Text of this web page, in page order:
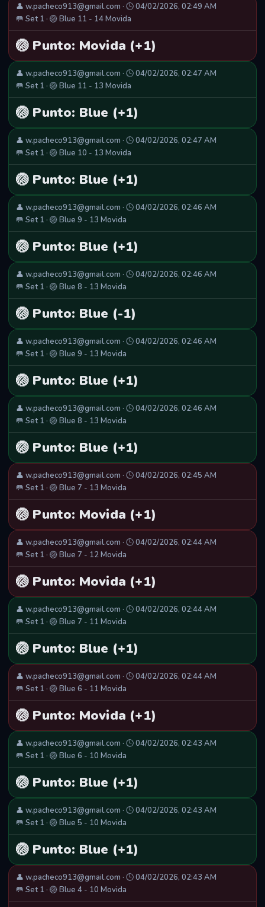
👤 w.pacheco913@gmail.com · 🕒 04/02/2026, 02:49 AM
🥅 Set 1 · 🏐 Blue 11 - 14 Movida
🏐 Punto: Movida (+1)
👤 w.pacheco913@gmail.com · 🕒 04/02/2026, 02:47 AM
🥅 Set 1 · 🏐 Blue 11 - 13 Movida
🏐 Punto: Blue (+1)
👤 w.pacheco913@gmail.com · 🕒 04/02/2026, 02:47 AM
🥅 Set 1 · 🏐 Blue 10 - 13 Movida
🏐 Punto: Blue (+1)
👤 w.pacheco913@gmail.com · 🕒 04/02/2026, 02:46 AM
🥅 Set 1 · 🏐 Blue 9 - 13 Movida
🏐 Punto: Blue (+1)
👤 w.pacheco913@gmail.com · 🕒 04/02/2026, 02:46 AM
🥅 Set 1 · 🏐 Blue 8 - 13 Movida
🏐 Punto: Blue (-1)
👤 w.pacheco913@gmail.com · 🕒 04/02/2026, 02:46 AM
🥅 Set 1 · 🏐 Blue 9 - 13 Movida
🏐 Punto: Blue (+1)
👤 w.pacheco913@gmail.com · 🕒 04/02/2026, 02:46 AM
🥅 Set 1 · 🏐 Blue 8 - 13 Movida
🏐 Punto: Blue (+1)
👤 w.pacheco913@gmail.com · 🕒 04/02/2026, 02:45 AM
🥅 Set 1 · 🏐 Blue 7 - 13 Movida
🏐 Punto: Movida (+1)
👤 w.pacheco913@gmail.com · 🕒 04/02/2026, 02:44 AM
🥅 Set 1 · 🏐 Blue 7 - 12 Movida
🏐 Punto: Movida (+1)
👤 w.pacheco913@gmail.com · 🕒 04/02/2026, 02:44 AM
🥅 Set 1 · 🏐 Blue 7 - 11 Movida
🏐 Punto: Blue (+1)
👤 w.pacheco913@gmail.com · 🕒 04/02/2026, 02:44 AM
🥅 Set 1 · 🏐 Blue 6 - 11 Movida
🏐 Punto: Movida (+1)
👤 w.pacheco913@gmail.com · 🕒 04/02/2026, 02:43 AM
🥅 Set 1 · 🏐 Blue 6 - 10 Movida
🏐 Punto: Blue (+1)
👤 w.pacheco913@gmail.com · 🕒 04/02/2026, 02:43 AM
🥅 Set 1 · 🏐 Blue 5 - 10 Movida
🏐 Punto: Blue (+1)
👤 w.pacheco913@gmail.com · 🕒 04/02/2026, 02:43 AM
🥅 Set 1 · 🏐 Blue 4 - 10 Movida